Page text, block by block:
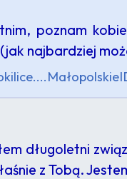
poznam
najbardziej
Małopolskie
długoletni
z Tobą.